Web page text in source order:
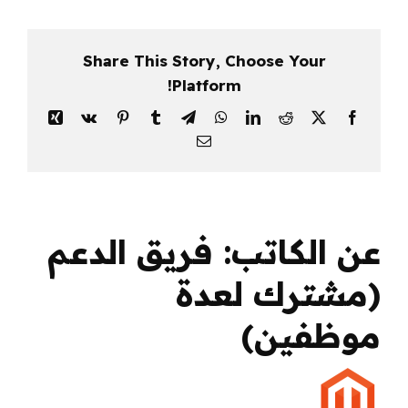
استضافة
Share This Story, Choose Your
Platform!
Facebook
X
Reddit
LinkedIn
WhatsApp
Telegram
Tumblr
Pinterest
Vk
Xing
البريد
عن الكاتب: فريق الدعم
(مشترك لعدة
موظفين)